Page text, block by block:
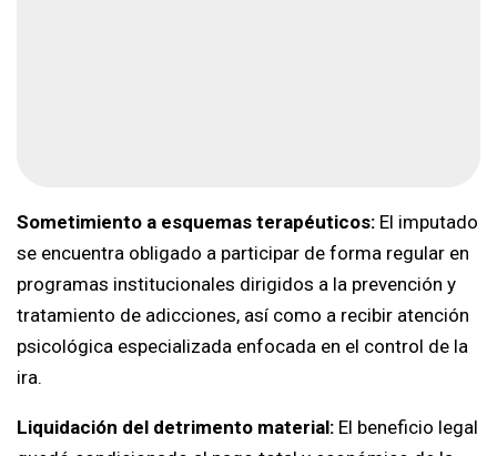
Sometimiento a esquemas terapéuticos: El imputado
se encuentra obligado a participar de forma regular en
programas institucionales dirigidos a la prevención y
tratamiento de adicciones, así como a recibir atención
psicológica especializada enfocada en el control de la
ira.
Liquidación del detrimento material: El beneficio legal